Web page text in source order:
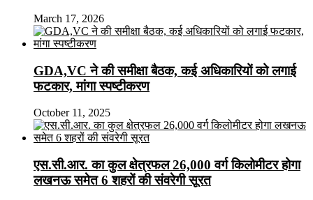
March 17, 2026
GDA,VC ने की समीक्षा बैठक, कई अधिकारियों को लगाई
फटकार, मांगा स्पष्टीकरण
October 11, 2025
एस.सी.आर. का कुल क्षेत्रफल 26,000 वर्ग किलोमीटर होगा
लखनऊ समेत 6 शहरों की संवरेगी सूरत